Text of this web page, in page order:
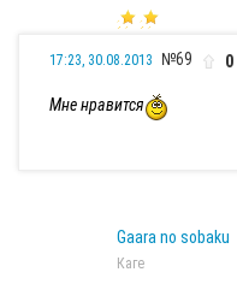
17:23, 30.08.2013 №69 0
Мне нравится
Gaara no sobaku
Каге